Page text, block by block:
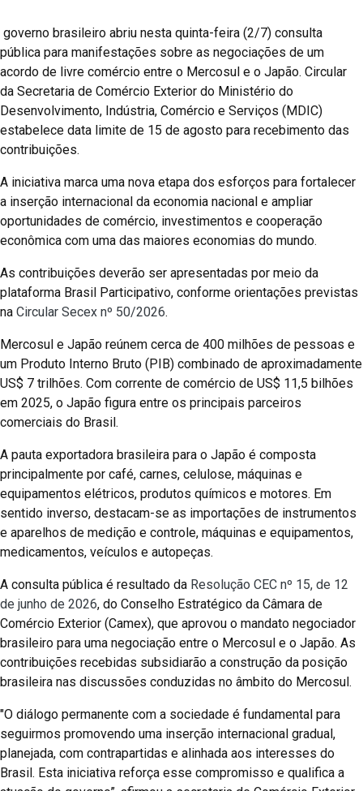
governo brasileiro abriu nesta quinta-feira (2/7) consulta
pública para manifestações sobre as negociações de um
acordo de livre comércio entre o Mercosul e o Japão. Circular
da Secretaria de Comércio Exterior do Ministério do
Desenvolvimento, Indústria, Comércio e Serviços (MDIC)
estabelece data limite de 15 de agosto para recebimento das
contribuições.
A iniciativa marca uma nova etapa dos esforços para fortalecer
a inserção internacional da economia nacional e ampliar
oportunidades de comércio, investimentos e cooperação
econômica com uma das maiores economias do mundo.
As contribuições deverão ser apresentadas por meio da
plataforma Brasil Participativo, conforme orientações previstas
na Circular Secex nº 50/2026.
Mercosul e Japão reúnem cerca de 400 milhões de pessoas e
um Produto Interno Bruto (PIB) combinado de aproximadamente
US$ 7 trilhões. Com corrente de comércio de US$ 11,5 bilhões
em 2025, o Japão figura entre os principais parceiros
comerciais do Brasil.
A pauta exportadora brasileira para o Japão é composta
principalmente por café, carnes, celulose, máquinas e
equipamentos elétricos, produtos químicos e motores. Em
sentido inverso, destacam-se as importações de instrumentos
e aparelhos de medição e controle, máquinas e equipamentos,
medicamentos, veículos e autopeças.
A consulta pública é resultado da Resolução CEC nº 15, de 12
de junho de 2026, do Conselho Estratégico da Câmara de
Comércio Exterior (Camex), que aprovou o mandato negociador
brasileiro para uma negociação entre o Mercosul e o Japão. As
contribuições recebidas subsidiarão a construção da posição
brasileira nas discussões conduzidas no âmbito do Mercosul.
"O diálogo permanente com a sociedade é fundamental para
seguirmos promovendo uma inserção internacional gradual,
planejada, com contrapartidas e alinhada aos interesses do
Brasil. Esta iniciativa reforça esse compromisso e qualifica a